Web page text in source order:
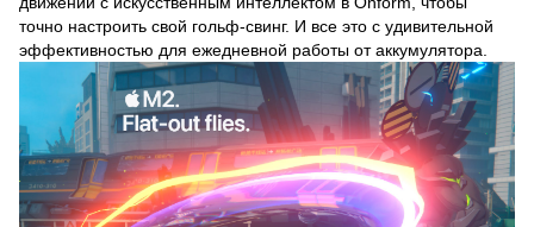
точно настроить свой гольф-свинг. И все это с удивительной
эффективностью для ежедневной работы от аккумулятора.